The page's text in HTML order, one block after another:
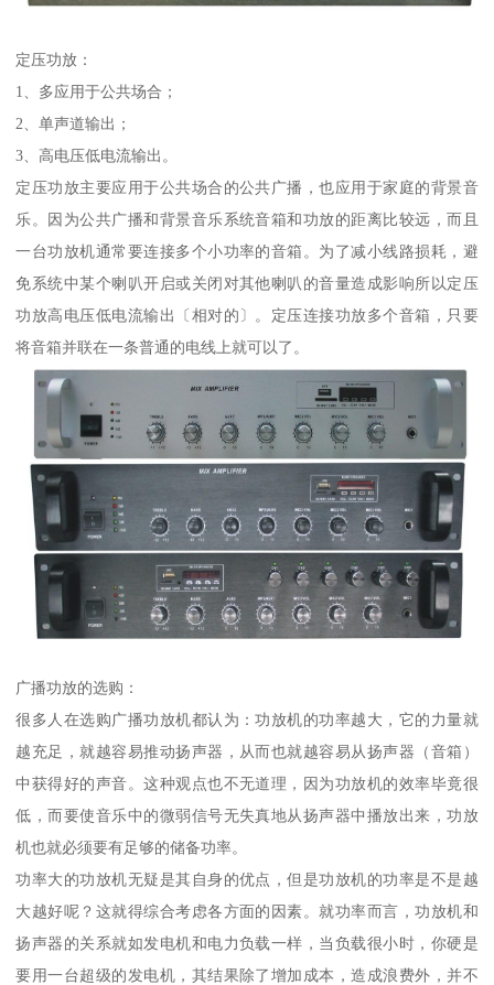
定压功放：
1、多应用于公共场合；
2、单声道输出；
3、高电压低电流输出。
定压功放主要应用于公共场合的公共广播，也应用于家庭的背景音
乐。因为公共广播和背景音乐系统音箱和功放的距离比较远，而且
一台功放机通常要连接多个小功率的音箱。为了减小线路损耗，避
免系统中某个喇叭开启或关闭对其他喇叭的音量造成影响所以定压
功放高电压低电流输出〔相对的〕。定压连接功放多个音箱，只要
将音箱并联在一条普通的电线上就可以了。
广播功放的选购：
很多人在选购广播功放机都认为：功放机的功率越大，它的力量就
越充足，就越容易推动扬声器，从而也就越容易从扬声器（音箱）
中获得好的声音。这种观点也不无道理，因为功放机的效率毕竟很
低，而要使音乐中的微弱信号无失真地从扬声器中播放出来，功放
机也就必须要有足够的储备功率。
功率大的功放机无疑是其自身的优点，但是功放机的功率是不是越
大越好呢？这就得综合考虑各方面的因素。就功率而言，功放机和
扬声器的关系就如发电机和电力负载一样，当负载很小时，你硬是
要用一台超级的发电机，其结果除了增加成本，造成浪费外，并不